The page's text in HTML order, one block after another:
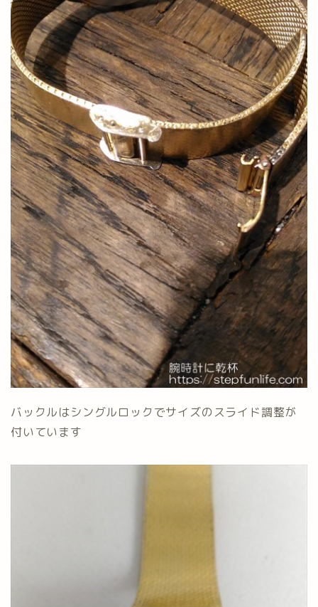
バックルはシングルロックでサイズのスライド調整が
付いています